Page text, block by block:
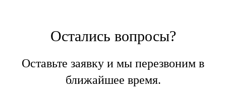
Остались вопросы?
Оставьте заявку и мы перезвоним в
ближайшее время.